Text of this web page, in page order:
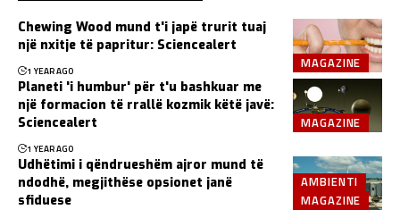
MAGAZINE
Chewing Wood mund t'i japë trurit tuaj
një nxitje të papritur: Sciencealert
1 YEAR AGO
MAGAZINE
Planeti 'i humbur' për t'u bashkuar me
një formacion të rrallë kozmik këtë javë:
Sciencealert
1 YEAR AGO
AMBIENTI
MAGAZINE
Udhëtimi i qëndrueshëm ajror mund të
ndodhë, megjithëse opsionet janë
sfiduese